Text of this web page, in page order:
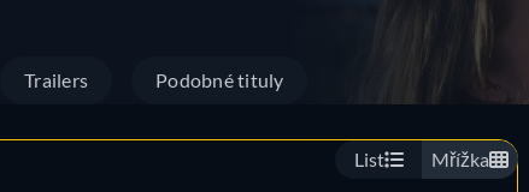
Trailers Podobné tituly
List Mřížka